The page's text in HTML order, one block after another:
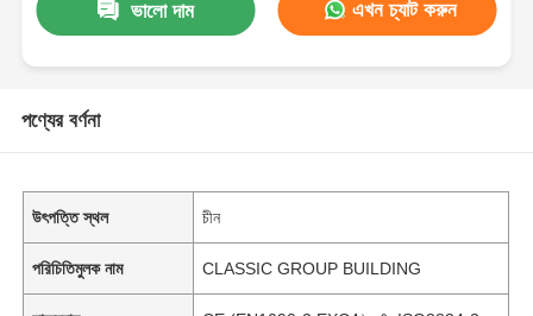
ভালো দাম এখন চ্যাট করুন
পণ্যের বর্ণনা
উৎপত্তি স্থল চীন
পরিচিতিমুলক নাম CLASSIC GROUP BUILDING